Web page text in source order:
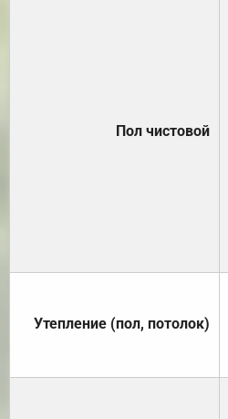
Пол чистовой
Утепление (пол, потолок)